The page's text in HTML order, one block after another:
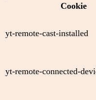
Cookie
yt-remote-cast-installed
yt-remote-connected-